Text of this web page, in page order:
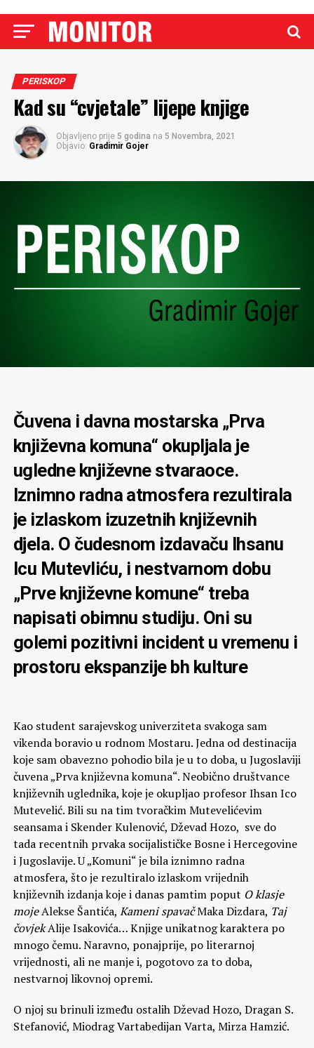
PERISKOP
Kad su “cvjetale” lijepe knjige
Objavljeno prije 5 godina na 5 Novembra, 2021
Objavio: Gradimir Gojer
Čuvena i davna mostarska „Prva
književna komuna“ okupljala je
ugledne književne stvaraoce.
Iznimno radna atmosfera rezultirala
je izlaskom izuzetnih književnih
djela. O čudesnom izdavaču Ihsanu
Icu Mutevliću, i nestvarnom dobu
„Prve književne komune“ treba
napisati obimnu studiju. Oni su
golemi pozitivni incident u vremenu i
prostoru ekspanzije bh kulture
Kao student sarajevskog univerziteta svakoga sam
vikenda boravio u rodnom Mostaru. Jedna od destinacija
koje sam obavezno pohodio bila je u to doba, u Jugoslaviji
čuvena „Prva književna komuna“. Neobično društvance
književnih uglednika, koje je okupljao profesor Ihsan Ico
Mutevelić. Bili su na tim tvoračkim Mutevelićevim
seansama i Skender Kulenović, Dževad Hozo, sve do
tada recentnih prvaka socijalističke Bosne i Hercegovine
i Jugoslavije. U „Komuni“ je bila iznimno radna
atmosfera, što je rezultiralo izlaskom vrijednih
književnih izdanja koje i danas pamtim poput O klasje
mojeAlekse Šantića, Kameni spavačMaka Dizdara, Taj
čovjekAlije Isakovića… Knjige unikatnog karaktera po
mnogo čemu. Naravno, ponajprije, po literarnoj
vrijednosti, ali ne manje i, pogotovo za to doba,
nestvarnoj likovnoj opremi.
O njoj su brinuli između ostalih Dževad Hozo, Dragan S.
Stefanović, Miodrag Vartabedijan Varta, Mirza Hamzić.